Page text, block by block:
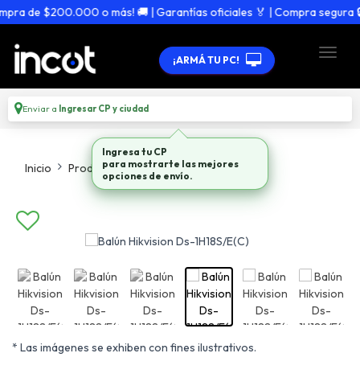
de $200.000 o más! 🚚 | Garantías oficiales 🏅 | Compra segura 🔒
¡ARMÁ TU PC!
Enviar a Ingresar CP y ciudad
Inicio Productos Camaras De Seguridad
* Las imágenes se exhiben con fines ilustrativos.
Ingresa tu CP
para mostrarte las mejores
opciones de envío.